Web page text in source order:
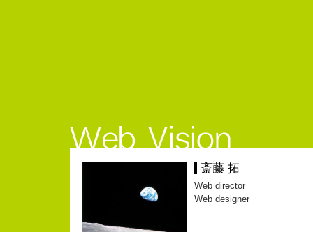
斎藤 拓
Web director
Web designer